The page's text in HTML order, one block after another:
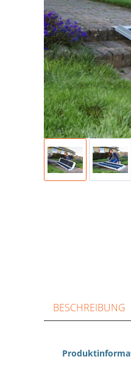
BESCHREIBUNG